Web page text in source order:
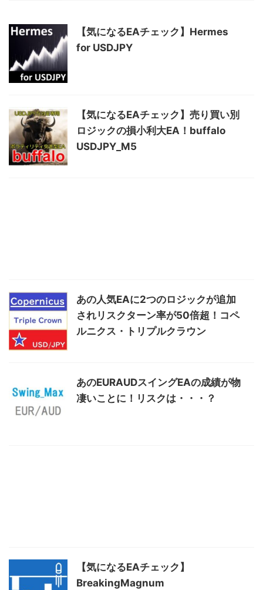
【気になるEAチェック】Hermes
for USDJPY
【気になるEAチェック】売り買い別
ロジックの損小利大EA！buffalo
USDJPY_M5
あの人気EAに2つのロジックが追加
されリスクターン率が50倍超！コペ
ルニクス・トリプルクラウン
あのEURAUDスイングEAの成績が物
凄いことに！リスクは・・・？
【気になるEAチェック】
BreakingMagnum